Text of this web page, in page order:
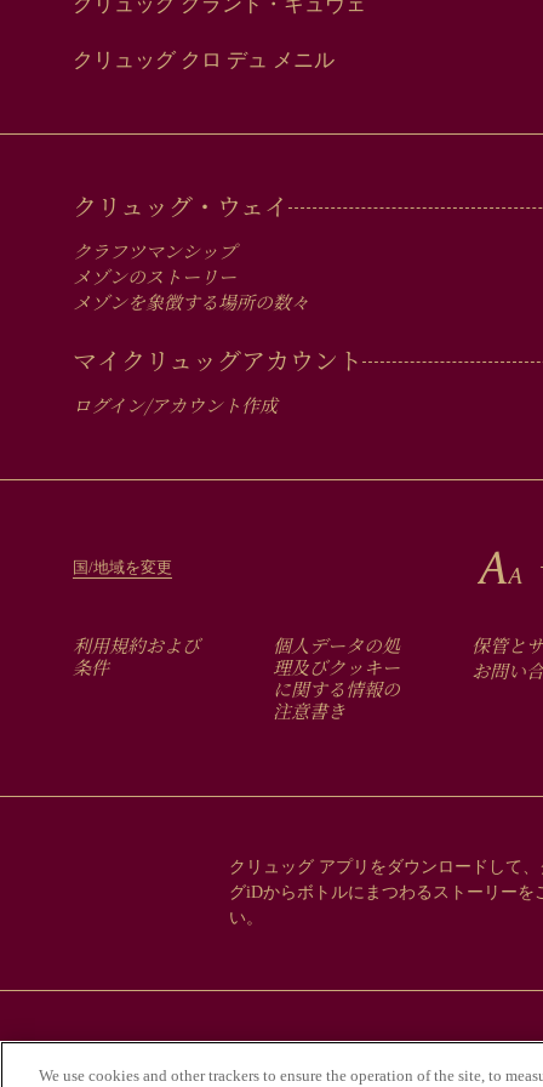
クリュッグ グランド・キュヴェ
クリュッグ クロ デュ メニル
MAIN
MEN
IN
FOOTER
クリュッグ・ウェイ
クラフツマンシップ
メゾンのストーリー
メゾンを象徴する場所の数々
マイクリュッグアカウント
ログイン/アカウント作成
国/地域を変更
FOOTER
MENU
利用規約および
条件 個人データの処
理及びクッキー
に関する情報の
注意書き
保管と
お問い
クリュッグ アプリをダウンロードして、
グiDからボトルにまつわるストーリーを
い。
アルコー
We use cookies and other trackers to ensure the operation of the site, to